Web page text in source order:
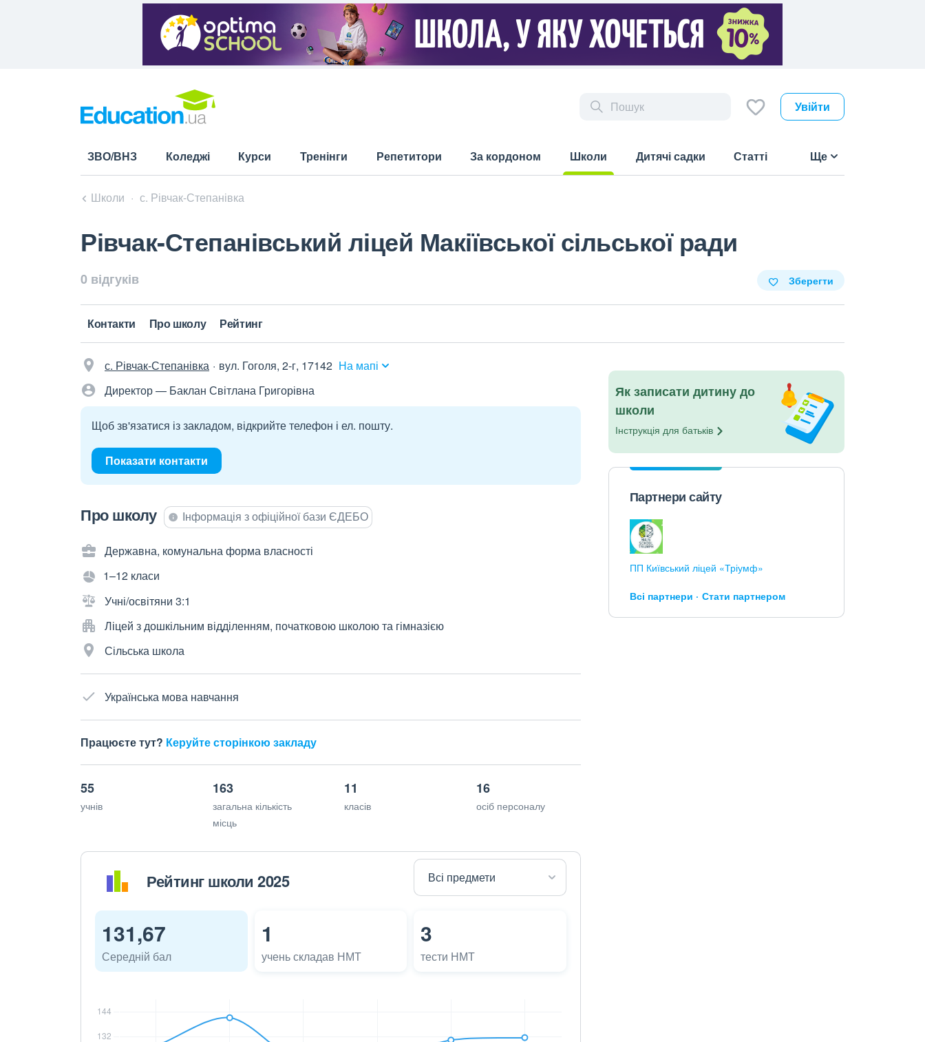
Увійти
ЗВО/ВНЗ Коледжі Курси Тренінги Репетитори За кордоном
Школи
Дитячі садки Статті Ще
Школи с. Рівчак-Степанівка
Рівчак-Степанівський ліцей Макіївської сільської ради
0 відгуків Зберегти
Контакти Про школу Рейтинг
с. Рівчак-Степанівка вул. Гоголя, 2-г, 17142 На мапі
Директор — Баклан Світлана Григорівна
Щоб зв'язатися із закладом, відкрийте телефон і ел. пошту.
Показати контакти
Про школу Інформація з офіційної бази ЄДЕБО
Державна, комунальна форма власності
1–12 класи
Учні/освітяни 3:1
Ліцей з дошкільним відділенням, початковою школою та гімназією
Сільська школа
Українська мова навчання
Працюєте тут? Керуйте сторінкою закладу
55
учнів
163
загальна кількість
місць
11
класів
16
осіб персоналу
Рейтинг школи 2025
131,67
Середній бал
1
учень складав НМТ
3
тести НМТ
Як записати дитину до
школи
Інструкція для батьків
Партнери сайту
ПП Київський ліцей «Тріумф»
Всі партнери Стати партнером